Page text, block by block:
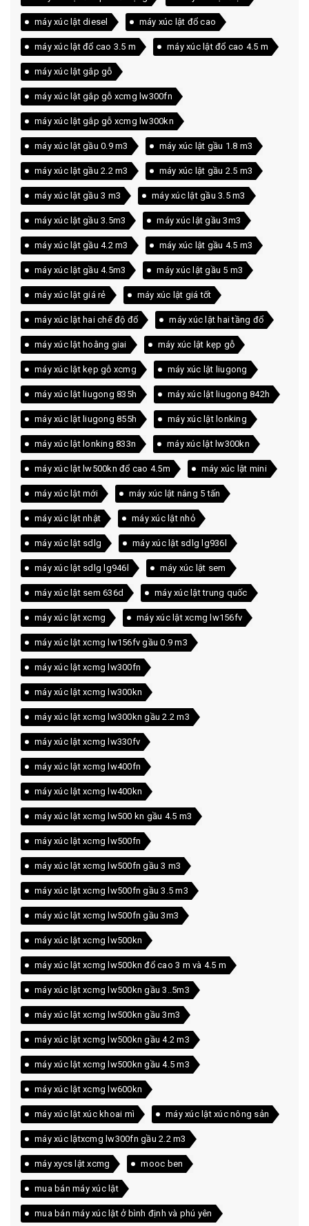
máy xúc lật diesel máy xúc lật đổ cao
máy xúc lật đổ cao 3.5 m máy xúc lật đổ cao 4.5 m
máy xúc lật gắp gỗ
máy xúc lật gắp gỗ xcmg lw300fn
máy xúc lật gắp gỗ xcmg lw300kn
máy xúc lật gầu 0.9 m3 máy xúc lật gầu 1.8 m3
máy xúc lật gầu 2.2 m3 máy xúc lật gầu 2.5 m3
máy xúc lật gầu 3 m3 máy xúc lật gầu 3.5 m3
máy xúc lật gầu 3.5m3 máy xúc lật gầu 3m3
máy xúc lật gầu 4.2 m3 máy xúc lật gầu 4.5 m3
máy xúc lật gầu 4.5m3 máy xúc lật gầu 5 m3
máy xúc lật giá rẻ máy xúc lật giá tốt
máy xúc lật hai chế độ đổ máy xúc lật hai tầng đổ
máy xúc lật hoằng giai máy xúc lật kẹp gỗ
máy xúc lật kẹp gỗ xcmg máy xúc lật liugong
máy xúc lật liugong 835h máy xúc lật liugong 842h
máy xúc lật liugong 855h máy xúc lật lonking
máy xúc lật lonking 833n máy xúc lật lw300kn
máy xúc lật lw500kn đổ cao 4.5m máy xúc lật mini
máy xúc lật mới máy xúc lật nâng 5 tấn
máy xúc lật nhật máy xúc lật nhỏ
máy xúc lật sdlg máy xúc lật sdlg lg936l
máy xúc lật sdlg lg946l máy xúc lật sem
máy xúc lật sem 636d máy xúc lật trung quốc
máy xúc lật xcmg máy xúc lật xcmg lw156fv
máy xúc lật xcmg lw156fv gầu 0.9 m3
máy xúc lật xcmg lw300fn
máy xúc lật xcmg lw300kn
máy xúc lật xcmg lw300kn gầu 2.2 m3
máy xúc lật xcmg lw330fv
máy xúc lật xcmg lw400fn
máy xúc lật xcmg lw400kn
máy xúc lật xcmg lw500 kn gầu 4.5 m3
máy xúc lật xcmg lw500fn
máy xúc lật xcmg lw500fn gầu 3 m3
máy xúc lật xcmg lw500fn gầu 3.5 m3
máy xúc lật xcmg lw500fn gầu 3m3
máy xúc lật xcmg lw500kn
máy xúc lật xcmg lw500kn đổ cao 3 m và 4.5 m
máy xúc lật xcmg lw500kn gầu 3..5m3
máy xúc lật xcmg lw500kn gầu 3m3
máy xúc lật xcmg lw500kn gầu 4.2 m3
máy xúc lật xcmg lw500kn gầu 4.5 m3
máy xúc lật xcmg lw600kn
máy xúc lật xúc khoai mì máy xúc lật xúc nông sản
máy xúc lậtxcmg lw300fn gầu 2.2 m3
máy xycs lật xcmg mooc ben
mua bán máy xúc lật
mua bán máy xúc lật ở bình định và phú yên